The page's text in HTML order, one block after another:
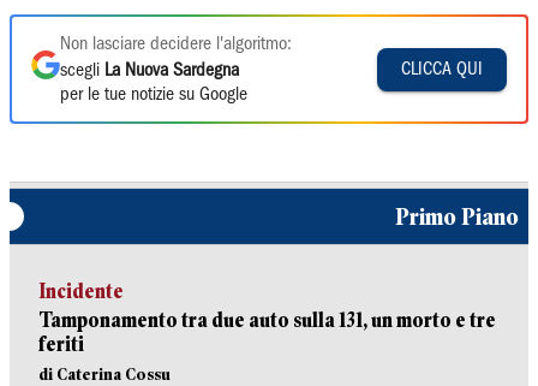
Non lasciare decidere l'algoritmo:
scegli La Nuova Sardegna
per le tue notizie su Google
CLICCA QUI
Primo Piano
Incidente
Tamponamento tra due auto sulla 131, un morto e tre
feriti
di Caterina Cossu